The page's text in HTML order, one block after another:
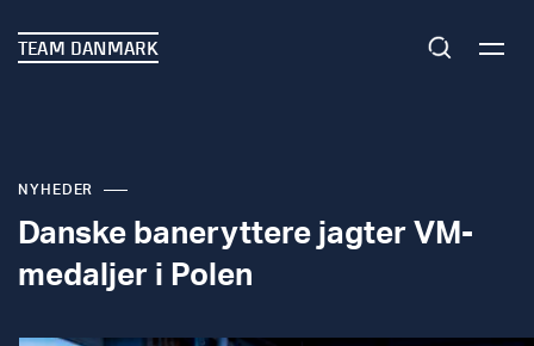
TEAM DANMARK
NYHEDER
Danske baneryttere jagter VM-
medaljer i Polen